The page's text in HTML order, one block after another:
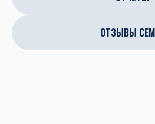
ОТЗЫВЫ